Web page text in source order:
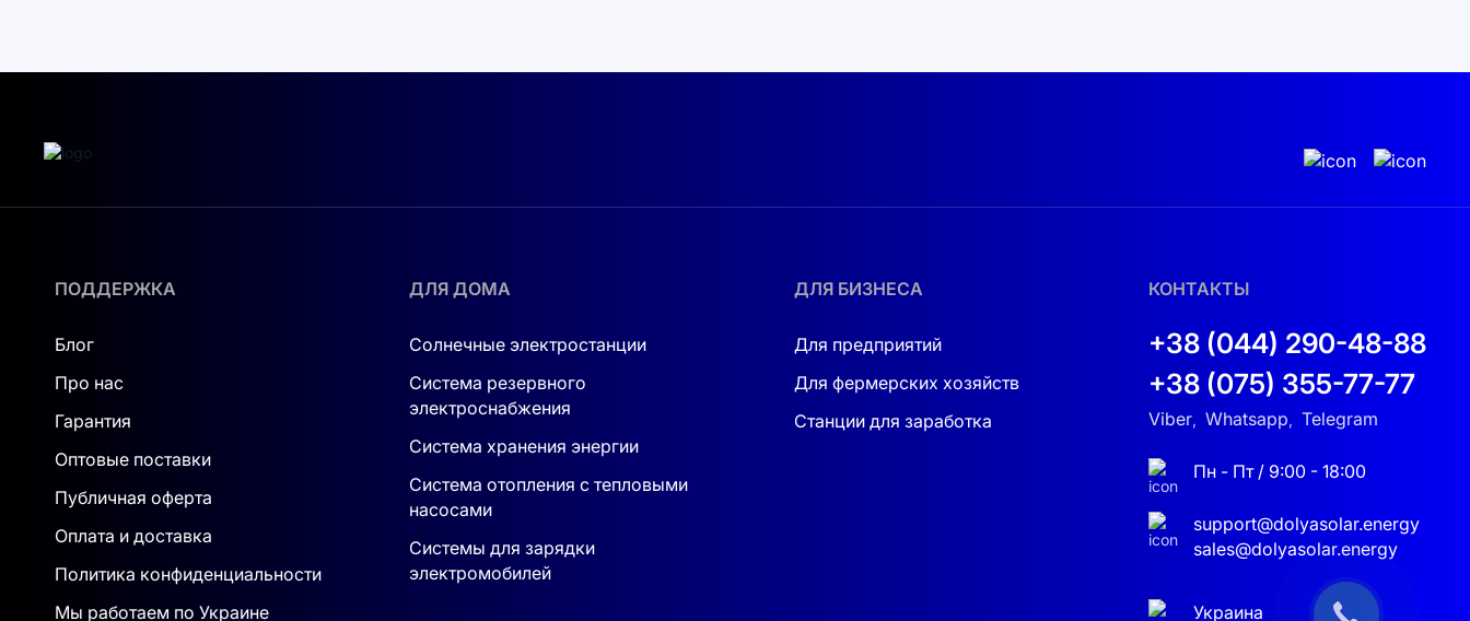
ПОДДЕРЖКА
Блог
Про нас
Гарантия
Оптовые поставки
Публичная оферта
Оплата и доставка
Политика конфиденциальности
Мы работаем по Украине
ДЛЯ ДОМА
Солнечные электростанции
Система резервного
электроснабжения
Система хранения энергии
Система отопления с тепловыми
насосами
Системы для зарядки
электромобилей
ДЛЯ БИЗНЕСА
Для предприятий
Для фермерских хозяйств
Станции для заработка
КОНТАКТЫ
+38 (044) 290-48-88
+38 (075) 355-77-77
Viber, Whatsapp, Telegram
Пн - Пт / 9:00 - 18:00
support@dolyasolar.energy
sales@dolyasolar.energy
Украина